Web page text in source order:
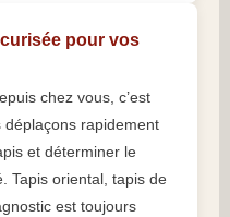
pour vos
chez vous, c’est
rapidement
et déterminer le
Tapis oriental, tapis de
est toujours